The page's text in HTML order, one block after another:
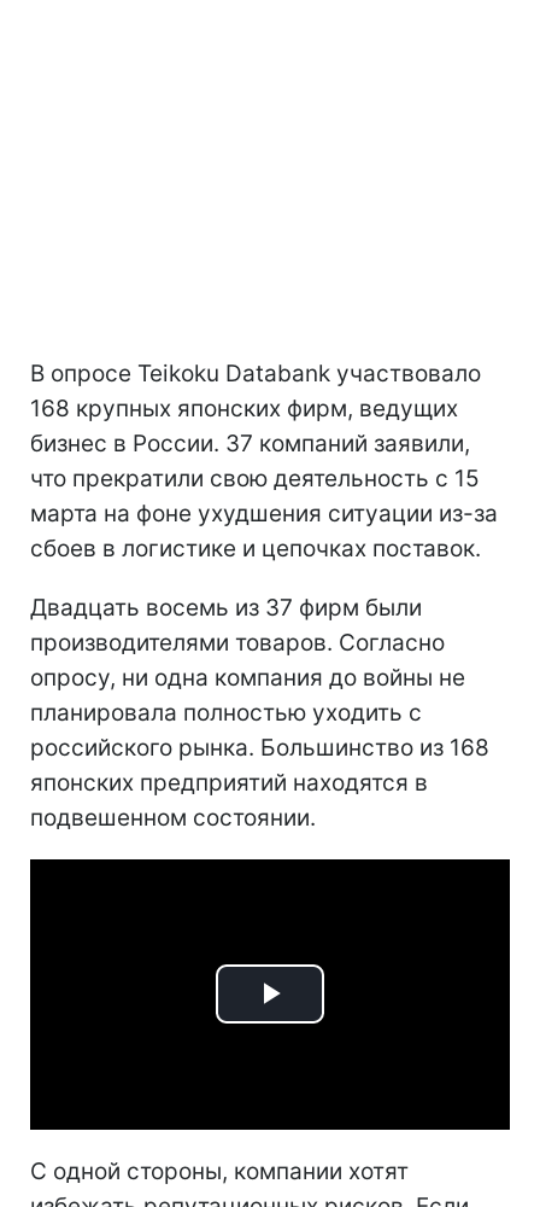
В опросе Teikoku Databank участвовало
168 крупных японских фирм, ведущих
бизнес в России. 37 компаний заявили,
что прекратили свою деятельность с 15
марта на фоне ухудшения ситуации из-за
сбоев в логистике и цепочках поставок.
Двадцать восемь из 37 фирм были
производителями товаров. Согласно
опросу, ни одна компания до войны не
планировала полностью уходить с
российского рынка. Большинство из 168
японских предприятий находятся в
подвешенном состоянии.
Play
С одной стороны, компании хотят